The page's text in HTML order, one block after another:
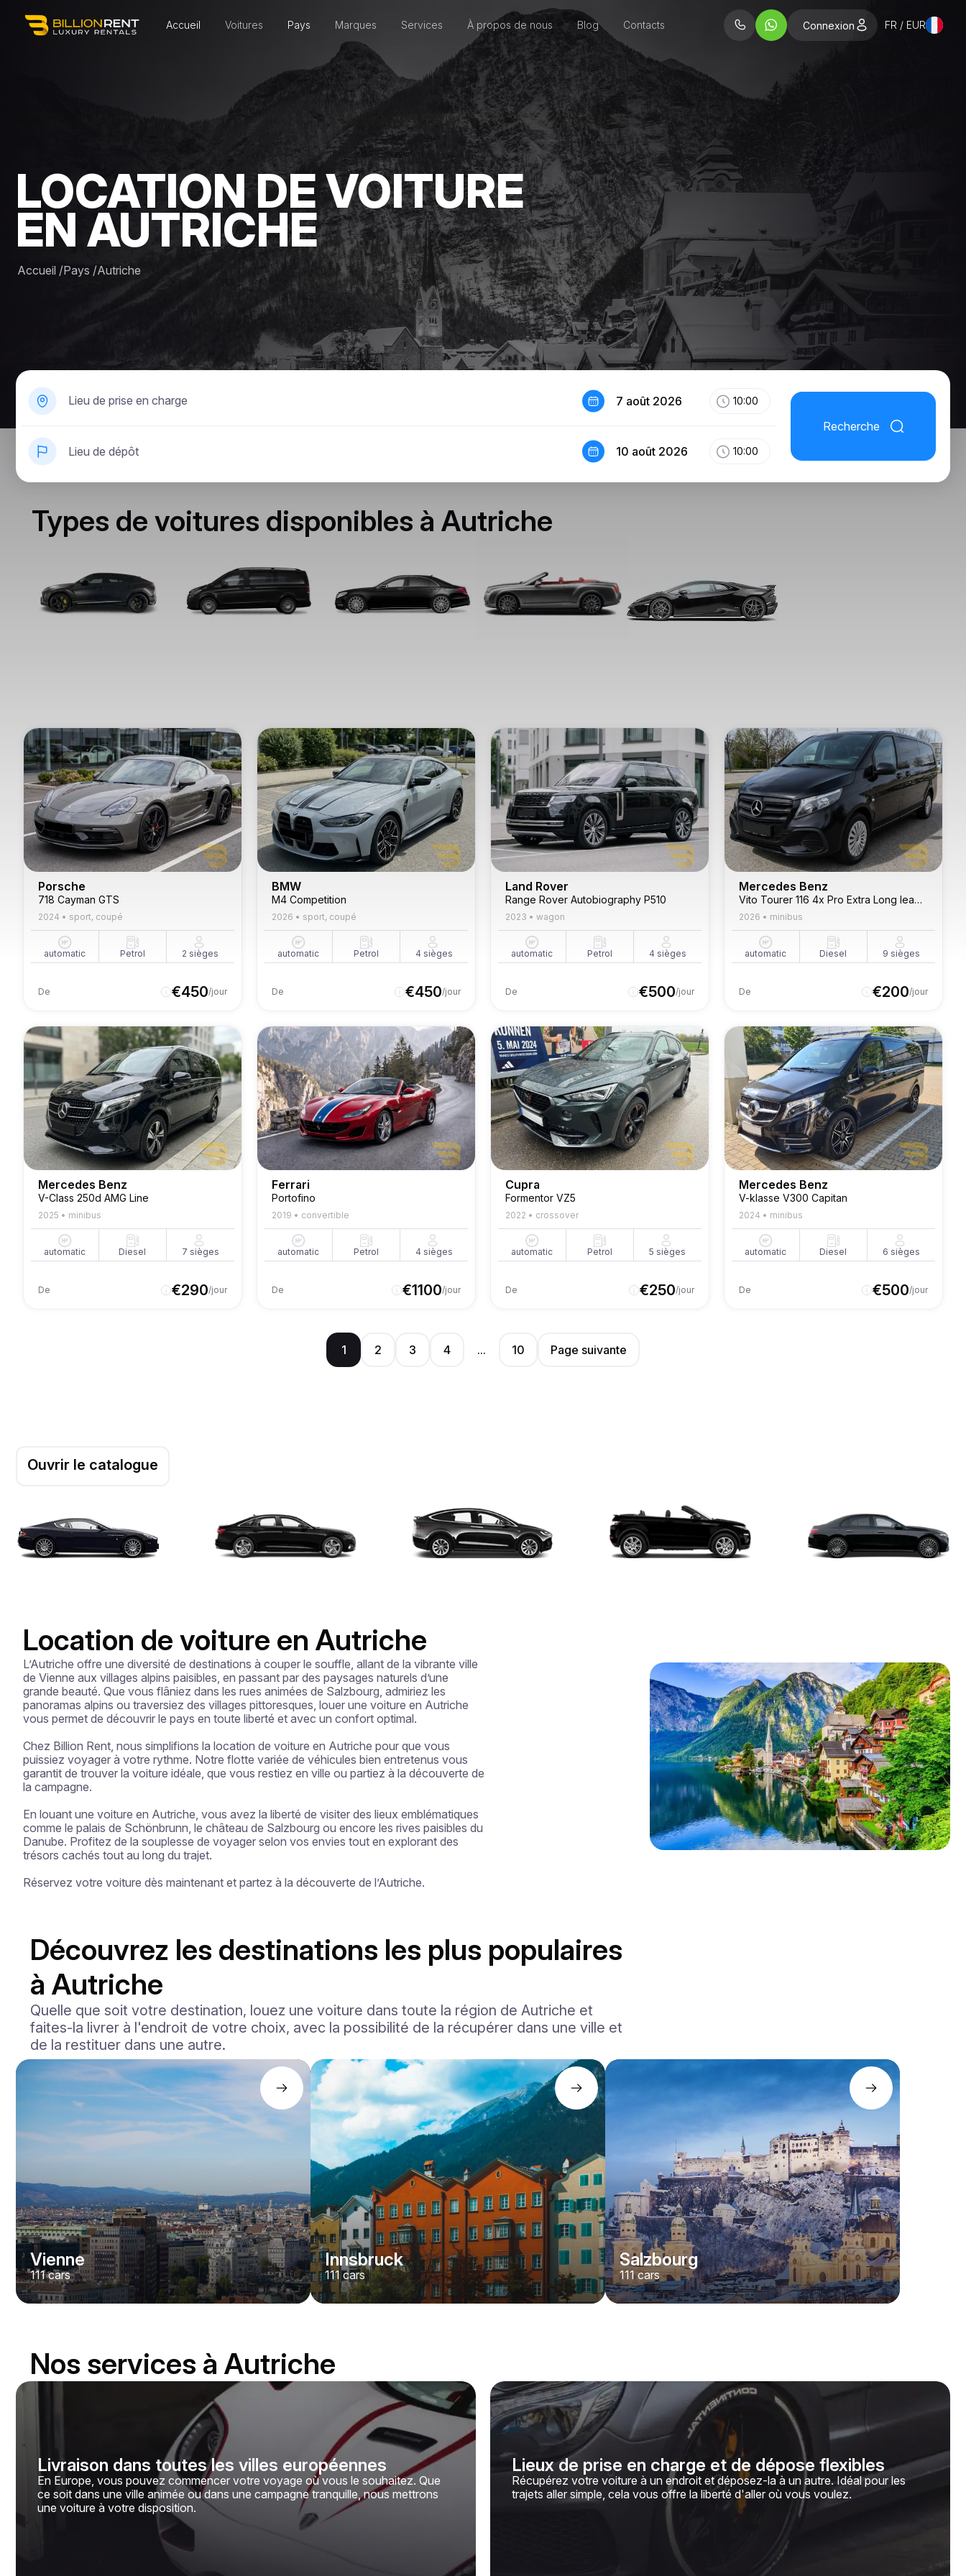
Accueil Voitures Pays Marques Services À propos de nous Blog Contacts Connexion FR / EUR
LOCATION DE VOITURE
EN AUTRICHE
Accueil /Pays /Autriche
Lieu de prise en charge
Lieu de dépôt
7 août 2026 10:00
10 août 2026 10:00
Recherche
Types de voitures disponibles à Autriche
Porsche
718 Cayman GTS
2024 • sport, coupé
automatic Petrol 2 sièges
De €450/jour
BMW
M4 Competition
2026 • sport, coupé
automatic Petrol 4 sièges
De €450/jour
Land Rover
Range Rover Autobiography P510
2023 • wagon
automatic Petrol 4 sièges
De €500/jour
Mercedes Benz
Vito Tourer 116 4x Pro Extra Long leader Seats
2026 • minibus
automatic Diesel 9 sièges
De €200/jour
Mercedes Benz
V-Class 250d AMG Line
2025 • minibus
automatic Diesel 7 sièges
De €290/jour
Ferrari
Portofino
2019 • convertible
automatic Petrol 4 sièges
De €1100/jour
Cupra
Formentor VZ5
2022 • crossover
automatic Petrol 5 sièges
De €250/jour
Mercedes Benz
V-klasse V300 Capitan
2024 • minibus
automatic Diesel 6 sièges
De €500/jour
Page suivante
1 2 3 4 ... 10
Ouvrir le catalogue
Location de voiture en Autriche
L’Autriche offre une diversité de destinations à couper le souffle, allant de la vibrante ville
de Vienne aux villages alpins paisibles, en passant par des paysages naturels d’une
grande beauté. Que vous flâniez dans les rues animées de Salzbourg, admiriez les
panoramas alpins ou traversiez des villages pittoresques, louer une voiture en Autriche
vous permet de découvrir le pays en toute liberté et avec un confort optimal.
Chez Billion Rent, nous simplifions la location de voiture en Autriche pour que vous
puissiez voyager à votre rythme. Notre flotte variée de véhicules bien entretenus vous
garantit de trouver la voiture idéale, que vous restiez en ville ou partiez à la découverte de
la campagne.
En louant une voiture en Autriche, vous avez la liberté de visiter des lieux emblématiques
comme le palais de Schönbrunn, le château de Salzbourg ou encore les rives paisibles du
Danube. Profitez de la souplesse de voyager selon vos envies tout en explorant des
trésors cachés tout au long du trajet.
Réservez votre voiture dès maintenant et partez à la découverte de l’Autriche.
Découvrez les destinations les plus populaires
à Autriche
Quelle que soit votre destination, louez une voiture dans toute la région de Autriche et
faites-la livrer à l'endroit de votre choix, avec la possibilité de la récupérer dans une ville et
de la restituer dans une autre.
Vienne
111cars
Innsbruck
111cars
Salzbourg
111cars
Nos services à Autriche
Livraison dans toutes les villes européennes
En Europe, vous pouvez commencer votre voyage où vous le souhaitez. Que
ce soit dans une ville animée ou dans une campagne tranquille, nous mettrons
une voiture à votre disposition.
Lieux de prise en charge et de dépose flexibles
Récupérez votre voiture à un endroit et déposez-la à un autre. Idéal pour les
trajets aller simple, cela vous offre la liberté d'aller où vous voulez.